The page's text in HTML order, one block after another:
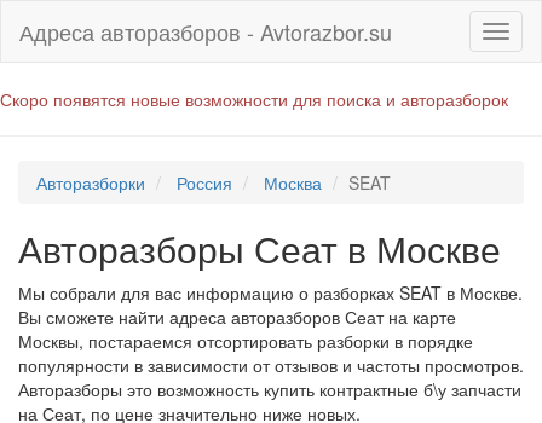
Адреса авторазборов - Avtorazbor.su
Скоро появятся новые возможности для поиска и авторазборок
Авторазборки Россия Москва SEAT
Авторазборы Сеат в Москве
Мы собрали для вас информацию о разборках SEAT в Москве.
Вы сможете найти адреса авторазборов Сеат на карте
Москвы, постараемся отсортировать разборки в порядке
популярности в зависимости от отзывов и частоты просмотров.
Авторазборы это возможность купить контрактные б\у запчасти
на Сеат, по цене значительно ниже новых.